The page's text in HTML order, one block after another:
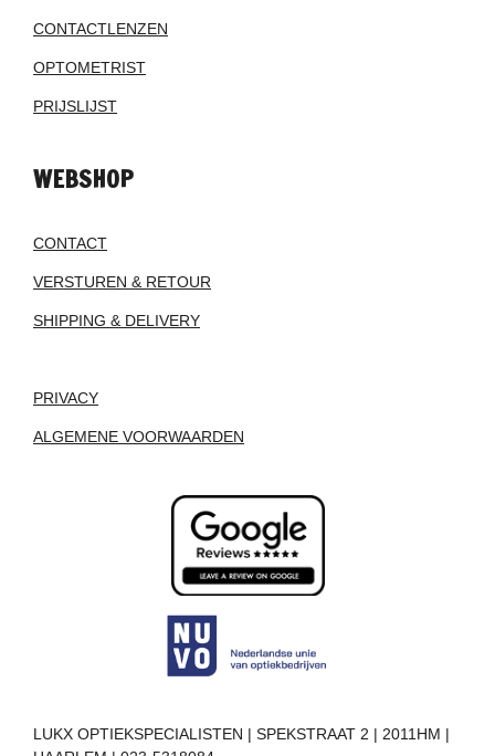
CONTACTLENZEN
OPTOMETRIST
PRIJSLIJST
WEBSHOP
CONTACT
VERSTUREN & RETOUR
SHIPPING & DELIVERY
PRIVACY
ALGEMENE VOORWAARDEN
LUKX OPTIEKSPECIALISTEN | SPEKSTRAAT 2 | 2011HM |